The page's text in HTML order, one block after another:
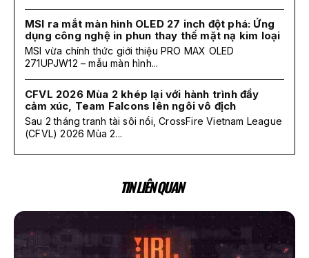
MSI ra mắt màn hình OLED 27 inch đột phá: Ứng
dụng công nghệ in phun thay thế mặt nạ kim loại
MSI vừa chính thức giới thiệu PRO MAX OLED
271UPJW12 – mẫu màn hình...
CFVL 2026 Mùa 2 khép lại với hành trình đầy
cảm xúc, Team Falcons lên ngôi vô địch
Sau 2 tháng tranh tài sôi nổi, CrossFire Vietnam League
(CFVL) 2026 Mùa 2...
TIN LIÊN QUAN